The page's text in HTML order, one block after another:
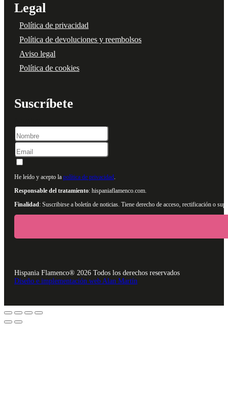
Legal
Política de privacidad
Política de devoluciones y reembolsos
Aviso legal
Política de cookies
Suscríbete
He leído y acepto la política de privacidad
Responsable del tratamiento: hispaniaflamenco.com.
Finalidad: Suscribirse a boletín de noticias. Tiene derecho de acceso, rectificación o
Hispania Flamenco® 2026 Todos los derechos reservados
Diseño e implementación web Alan Martín